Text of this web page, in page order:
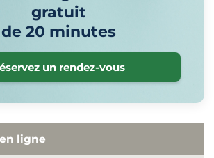
gratuit
de 20 minutes
un rendez-vous
ligne